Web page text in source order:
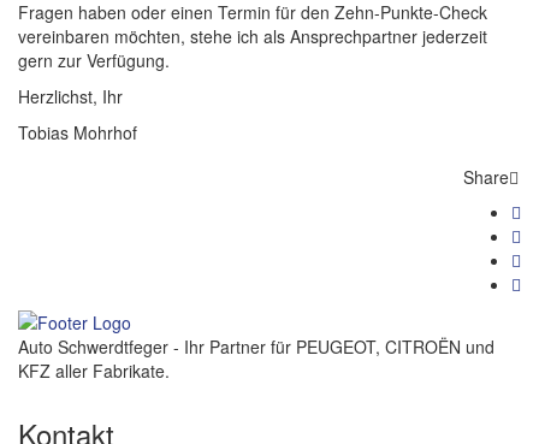
Fragen haben oder einen Termin für den Zehn-Punkte-Check
vereinbaren möchten, stehe ich als Ansprechpartner jederzeit
gern zur Verfügung.
Herzlichst, Ihr
Tobias Mohrhof
Share
Auto Schwerdtfeger - Ihr Partner für PEUGEOT, CITROËN und
KFZ aller Fabrikate.
Kontakt